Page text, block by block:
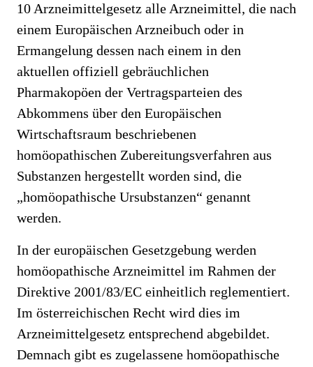
10 Arzneimittelgesetz alle Arzneimittel, die nach
einem Europäischen Arzneibuch oder in
Ermangelung dessen nach einem in den
aktuellen offiziell gebräuchlichen
Pharmakopöen der Vertragsparteien des
Abkommens über den Europäischen
Wirtschaftsraum beschriebenen
homöopathischen Zubereitungsverfahren aus
Substanzen hergestellt worden sind, die
„homöopathische Ursubstanzen“ genannt
werden.
In der europäischen Gesetzgebung werden
homöopathische Arzneimittel im Rahmen der
Direktive 2001/83/EC einheitlich reglementiert.
Im österreichischen Recht wird dies im
Arzneimittelgesetz entsprechend abgebildet.
Demnach gibt es zugelassene homöopathische